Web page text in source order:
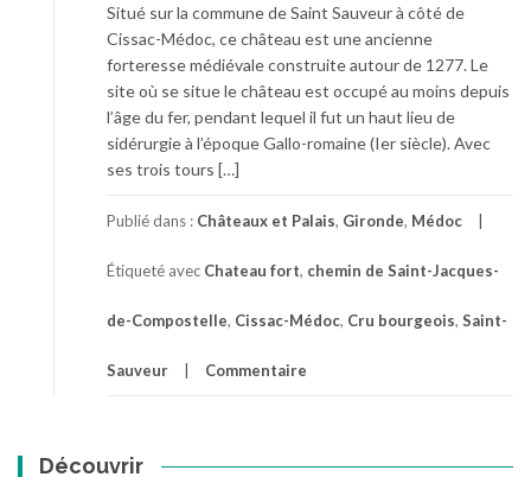
Situé sur la commune de Saint Sauveur à côté de
Cissac-Médoc, ce château est une ancienne
forteresse médiévale construite autour de 1277. Le
site où se situe le château est occupé au moins depuis
l’âge du fer, pendant lequel il fut un haut lieu de
sidérurgie à l’époque Gallo-romaine (Ier siècle). Avec
ses trois tours […]
Publié dans : Châteaux et Palais, Gironde, Médoc
Étiqueté avec Chateau fort, chemin de Saint-Jacques-
de-Compostelle, Cissac-Médoc, Cru bourgeois, Saint-
Sauveur Commentaire
Découvrir